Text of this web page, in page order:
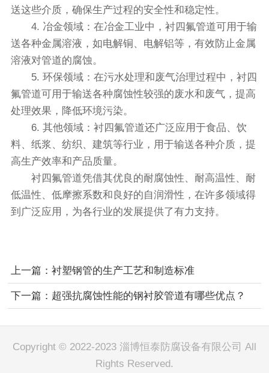
送这些介质，确保生产过程的安全性和稳定性。
4. 冶金领域：在冶金工业中，衬四氟管道可用于输
送各种金属溶液，如电解铜、电解铝等，有效防止金属
溶液对管道的腐蚀。
5. 环保领域：在污水处理和废气治理过程中，衬四
氟管道可用于输送各种腐蚀性较强的废水和废气，提高
处理效果，降低环境污染。
6. 其他领域：衬四氟管道还广泛应用于食品、饮
料、纸浆、纺织、建筑等行业，用于输送各种介质，提
高生产效率和产品质量。
衬四氟管道凭借其优良的耐腐蚀性、耐高温性、耐
低温性、低摩擦系数和良好的自润滑性，在许多领域得
到广泛应用，为各行业的发展提供了有力支持。
上一篇： 衬塑钢管的生产工艺和制造标准
下一篇： 超强抗腐蚀性能的钢衬胶管道有哪些优点？
Copyright © 2022-2023 淄博恒泰防腐设备有限公司 All
Rights Reserved.